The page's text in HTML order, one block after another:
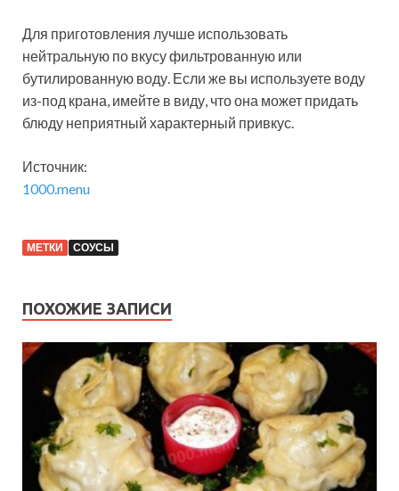
Для приготовления лучше использовать
нейтральную по вкусу фильтрованную или
бутилированную воду. Если же вы используете воду
из-под крана, имейте в виду, что она может придать
блюду неприятный характерный привкус.
Источник:
1000.menu
МЕТКИ СОУСЫ
ПОХОЖИЕ ЗАПИСИ